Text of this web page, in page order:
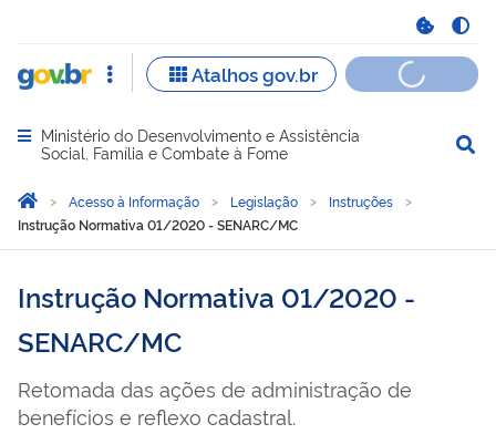
Abrir menu principal de navegação
Ministério do Desenvolvimento e Assistência
Social, Família e Combate à Fome
Você está aqui:
Página Inicial
Acesso à Informação Legislação
Instruções
Instrução Normativa 01/2020 - SENARC/MC
Instrução Normativa 01/2020 -
SENARC/MC
Retomada das ações de administração de
benefícios e reflexo cadastral.